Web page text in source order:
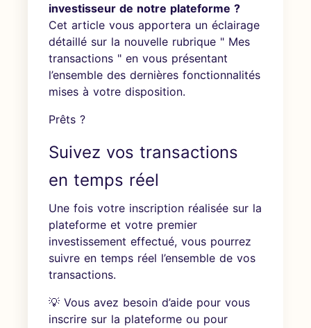
investisseur de notre plateforme ?
Cet article vous apportera un éclairage
détaillé sur la nouvelle rubrique " Mes
transactions " en vous présentant
l’ensemble des dernières fonctionnalités
mises à votre disposition.
Prêts ?
Suivez vos transactions
en temps réel
Une fois votre inscription réalisée sur la
plateforme et votre premier
investissement effectué, vous pourrez
suivre en temps réel l’ensemble de vos
transactions.
💡 Vous avez besoin d’aide pour vous
inscrire sur la plateforme ou pour